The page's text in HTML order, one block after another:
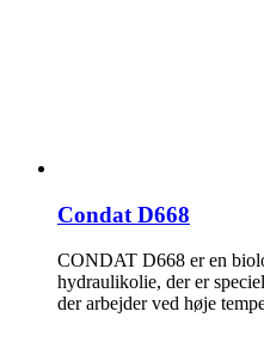
Condat D668
CONDAT D668 er en
hydraulikolie, der er
der arbejder ved høje